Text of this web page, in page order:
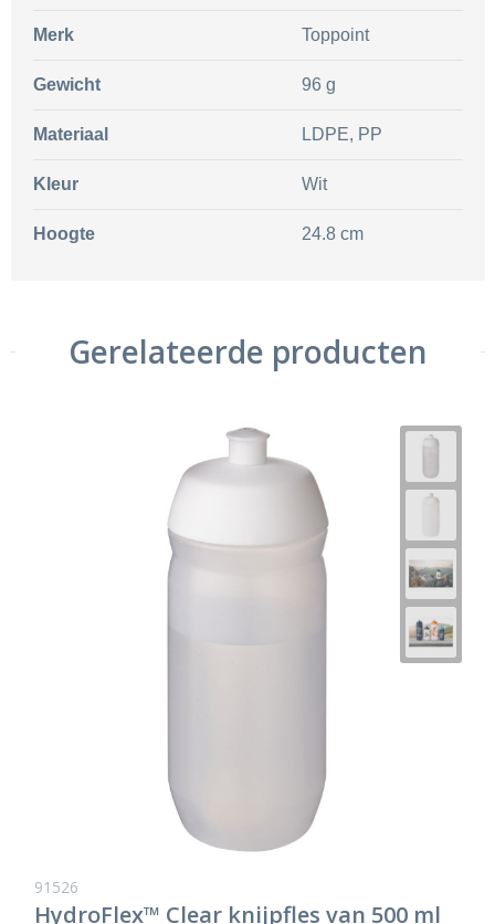
Merk Toppoint
Gewicht 96 g
Materiaal LDPE, PP
Kleur Wit
Hoogte 24.8 cm
Gerelateerde producten
91526
HydroFlex™ Clear knijpfles van 500 ml